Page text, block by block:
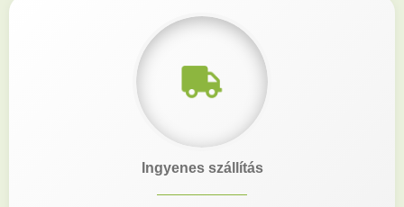
Ingyenes szállítás